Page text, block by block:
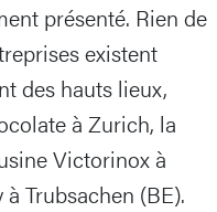
présenté. Rien de
existent
des hauts lieux,
à Zurich, la
Victorinox à
Trubsachen (BE).